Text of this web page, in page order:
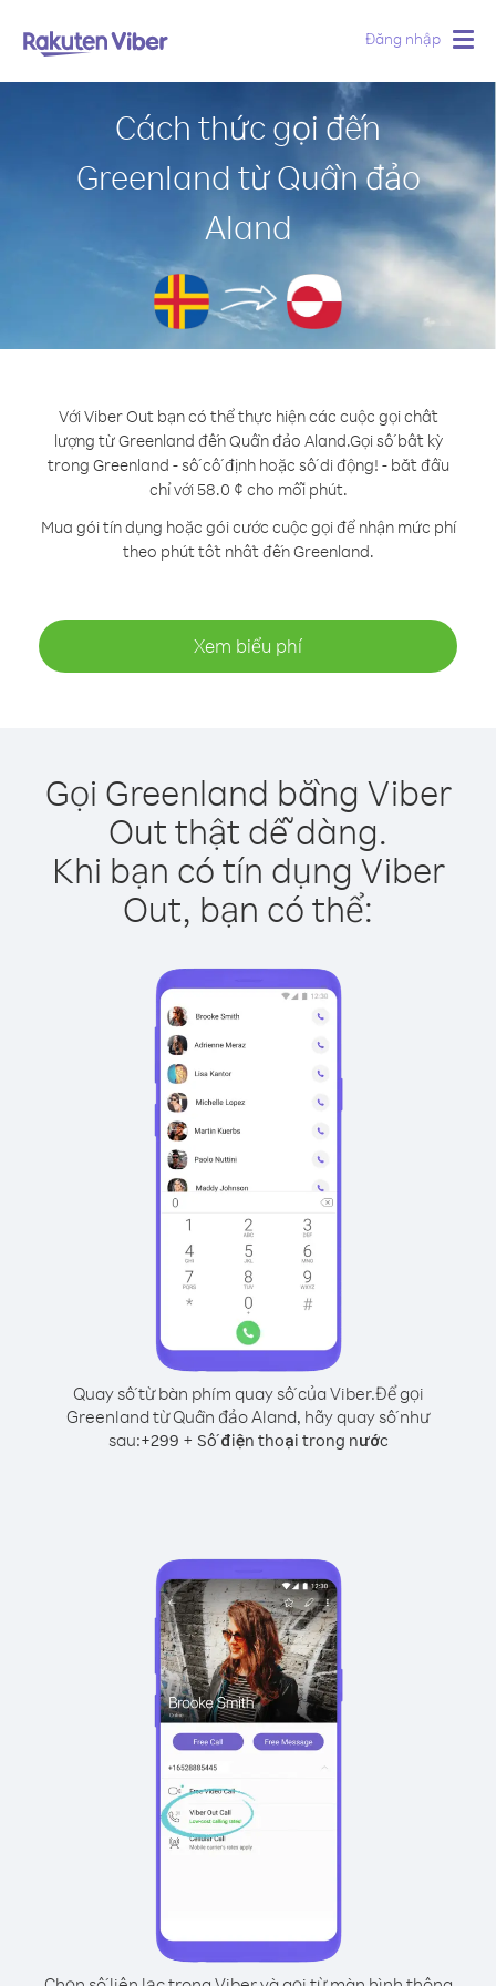
Đăng nhập
Cách thức gọi đến
Greenland từ Quần đảo
Aland
Với Viber Out bạn có thể thực hiện các cuộc gọi chất
lượng từ Greenland đến Quần đảo Aland.Gọi số bất kỳ
trong Greenland - số cố định hoặc số di động! - bắt đầu
chỉ với 58.0 ¢ cho mỗi phút.
Mua gói tín dụng hoặc gói cước cuộc gọi để nhận mức phí
theo phút tốt nhất đến Greenland.
Xem biểu phí
Gọi Greenland bằng Viber
Out thật dễ dàng.
Khi bạn có tín dụng Viber
Out, bạn có thể:
Quay số từ bàn phím quay số của Viber.Để gọi
Greenland từ Quần đảo Aland, hãy quay số như
sau:+299 + Số điện thoại trong nước